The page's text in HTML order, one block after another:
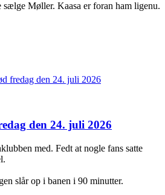
Møller. Kaasa er foran ham ligenu.
fredag den 24. juli 2026
den 24. juli 2026
med. Fedt at nogle fans satte
slår op i banen i 90 minutter.